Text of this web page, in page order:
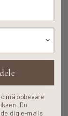
må opbevare
Du
dig e-mails